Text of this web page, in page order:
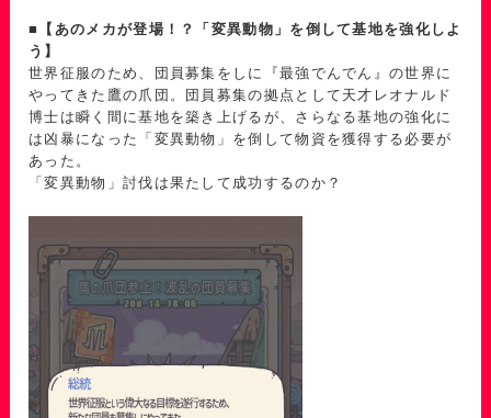
■【あのメカが登場！？「変異動物」を倒して基地を強化しよ
う】
世界征服のため、団員募集をしに『最強でんでん』の世界に
やってきた鷹の爪団。団員募集の拠点として天才レオナルド
博士は瞬く間に基地を築き上げるが、さらなる基地の強化に
は凶暴になった「変異動物」を倒して物資を獲得する必要が
あった。
「変異動物」討伐は果たして成功するのか？